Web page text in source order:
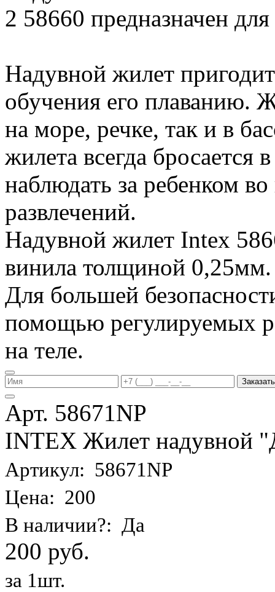
2 58660 предназначен
Надувной жилет
обучения его плаванию.
на море, речке, так и в
жилета всегда бросается
наблюдать за ребенком
развлечений.
Надувной жилет Intex
винила толщиной 0,25мм.
Для большей
помощью регулируемых
на теле.
Заказать
Арт. 58671NP
INTEX Жилет надувной
Артикул: 58671NP
Цена: 200
В наличии?: Да
200 руб.
за 1шт.